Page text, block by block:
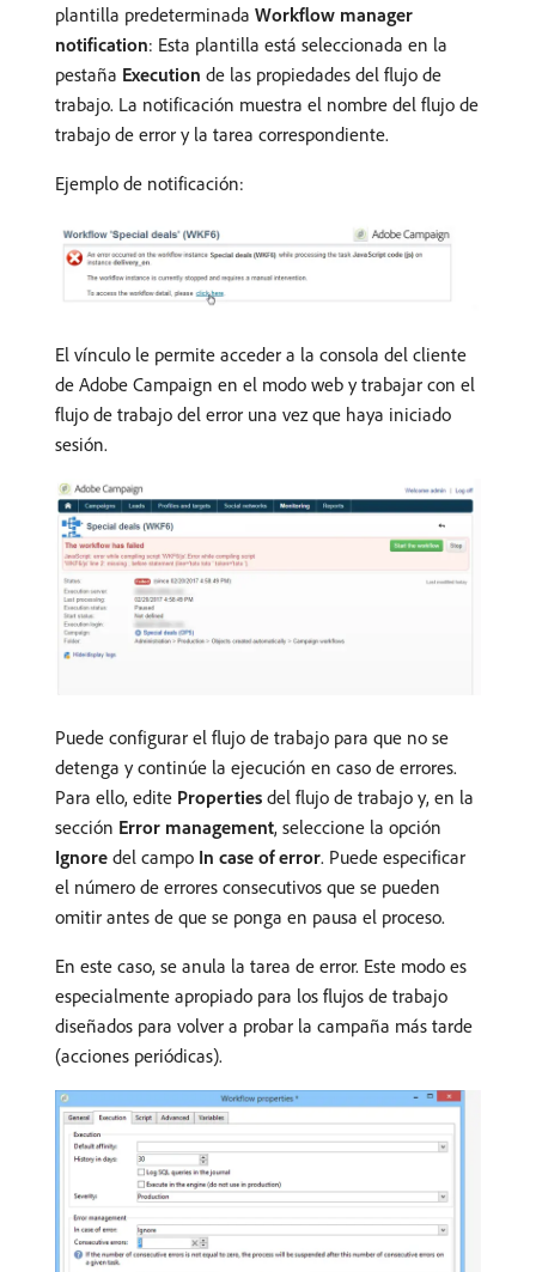
plantilla predeterminada Workflow manager
notification: Esta plantilla está seleccionada en la
pestaña Execution de las propiedades del flujo de
trabajo. La notificación muestra el nombre del flujo de
trabajo de error y la tarea correspondiente.
Ejemplo de notificación:
El vínculo le permite acceder a la consola del cliente
de Adobe Campaign en el modo web y trabajar con el
flujo de trabajo del error una vez que haya iniciado
sesión.
Puede configurar el flujo de trabajo para que no se
detenga y continúe la ejecución en caso de errores.
Para ello, edite Properties del flujo de trabajo y, en la
sección Error management, seleccione la opción
Ignore del campo In case of error. Puede especificar
el número de errores consecutivos que se pueden
omitir antes de que se ponga en pausa el proceso.
En este caso, se anula la tarea de error. Este modo es
especialmente apropiado para los flujos de trabajo
diseñados para volver a probar la campaña más tarde
(acciones periódicas).